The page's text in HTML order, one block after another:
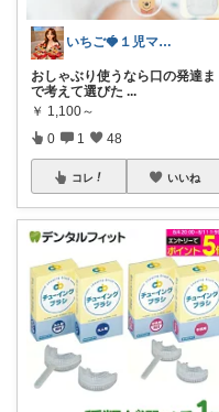
いちご🍓１児ママ/出産準備/美容/
おしゃぶり使うなら口の発達ま
で考えて選びた ...
￥ 1,100～
0 1 48
コレ いいね